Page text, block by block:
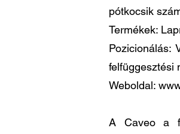
pótkocsik
Termékek:
Pozicionálás:
felfüggesztési
Weboldal:
A Caveo a